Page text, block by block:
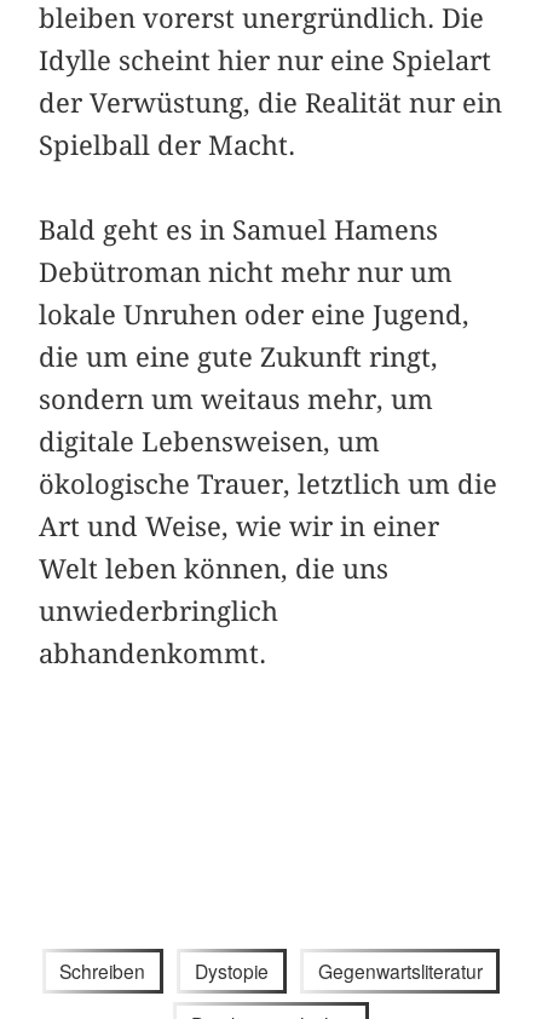
bleiben vorerst unergründlich. Die
Idylle scheint hier nur eine Spielart
der Verwüstung, die Realität nur ein
Spielball der Macht.
Bald geht es in Samuel Hamens
Debütroman nicht mehr nur um
lokale Unruhen oder eine Jugend,
die um eine gute Zukunft ringt,
sondern um weitaus mehr, um
digitale Lebensweisen, um
ökologische Trauer, letztlich um die
Art und Weise, wie wir in einer
Welt leben können, die uns
unwiederbringlich
abhandenkommt.
Schreiben Dystopie Gegenwartsliteratur